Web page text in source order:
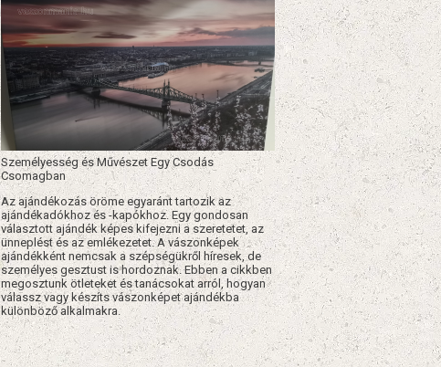
Személyesség és Művészet Egy Csodás
Csomagban
Az ajándékozás öröme egyaránt tartozik az
ajándékadókhoz és -kapókhoz. Egy gondosan
választott ajándék képes kifejezni a szeretetet, az
ünneplést és az emlékezetet. A vászonképek
ajándékként nemcsak a szépségükről híresek, de
személyes gesztust is hordoznak. Ebben a cikkben
megosztunk ötleteket és tanácsokat arról, hogyan
válassz vagy készíts vászonképet ajándékba
különböző alkalmakra.​